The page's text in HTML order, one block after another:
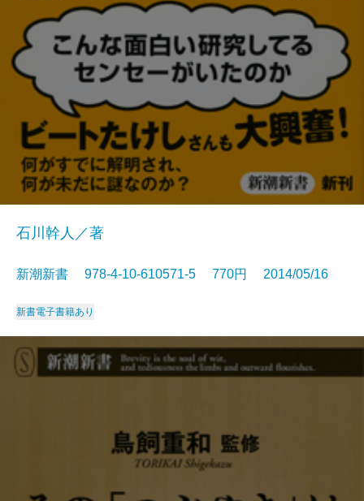
石川幹人／著
新潮新書 978-4-10-610571-5 770円 2014/05/16
新書電子書籍あり